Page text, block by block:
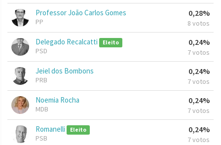
Professor João Carlos Gomes
PP
0,28%
8 votos
Delegado Recalcatti Eleito
PSD
0,24%
7 votos
Jeiel dos Bombons
PRB
0,24%
7 votos
Noemia Rocha
MDB
0,24%
7 votos
Romanelli Eleito
PSB
0,24%
7 votos